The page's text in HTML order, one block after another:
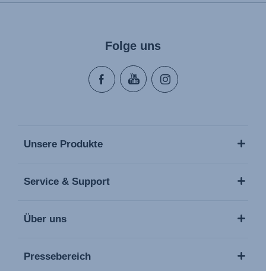
Folge uns
Unsere Produkte
Service & Support
Über uns
Pressebereich